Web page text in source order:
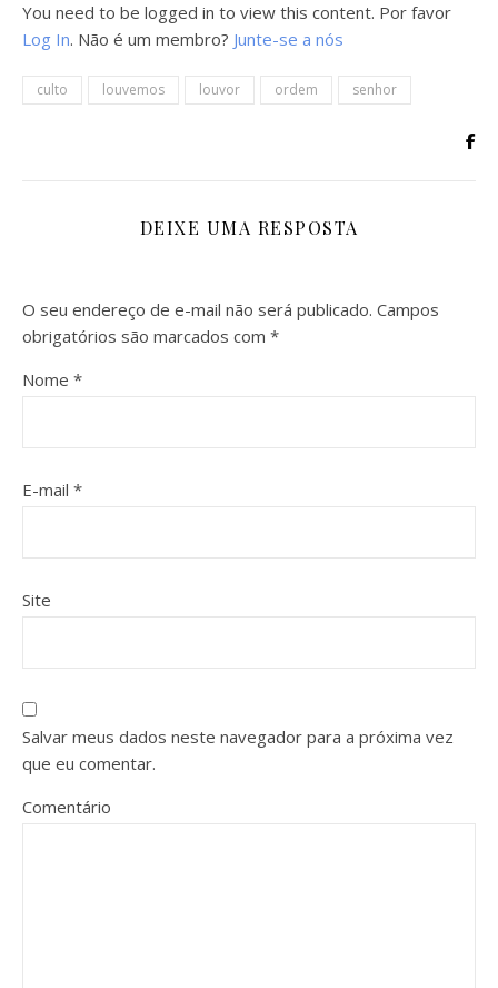
You need to be logged in to view this content. Por favor
Log In. Não é um membro? Junte-se a nós
culto louvemos louvor ordem senhor
DEIXE UMA RESPOSTA
O seu endereço de e-mail não será publicado. Campos
obrigatórios são marcados com *
Nome *
E-mail *
Site
Salvar meus dados neste navegador para a próxima vez
que eu comentar.
Comentário